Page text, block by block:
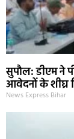
सुपौल: डीएम ने
आवेदनों के शीघ्र
News Express Bihar